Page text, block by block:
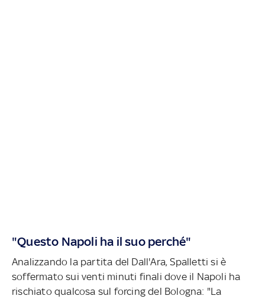
"Questo Napoli ha il suo perché"
Analizzando la partita del Dall'Ara, Spalletti si è
soffermato sui venti minuti finali dove il Napoli ha
rischiato qualcosa sul forcing del Bologna: "La